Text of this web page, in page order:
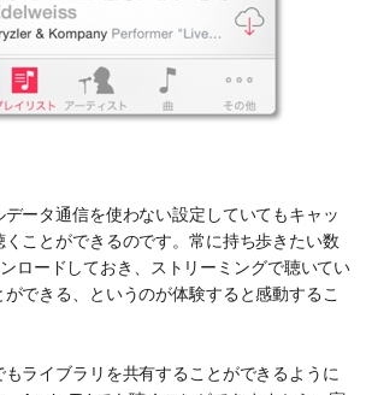
ータ通信を使わない設定していてもキャッ
ことができるのです。常に持ち歩きたい数
ロードしておき、ストリーミングで聴いてい
できる、というのが体験すると感動するこ
もライブラリを共有することができるように